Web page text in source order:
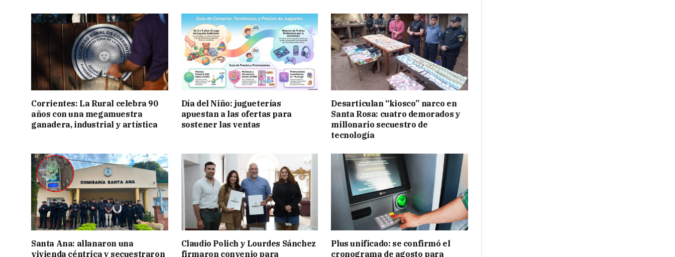
Corrientes: La Rural celebra 90
años con una megamuestra
ganadera, industrial y artística
Día del Niño: jugueterías
apuestan a las ofertas para
sostener las ventas
Desarticulan “kiosco” narco en
Santa Rosa: cuatro demorados y
millonario secuestro de
tecnología
Santa Ana: allanaron una
vivienda céntrica y secuestraron
Claudio Polich y Lourdes Sánchez
firmaron convenio para
Plus unificado: se confirmó el
cronograma de agosto para